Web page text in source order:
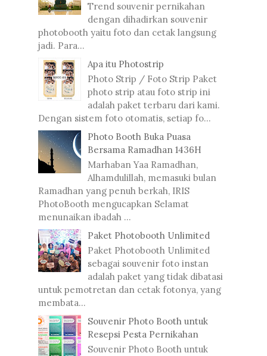
Trend souvenir pernikahan
dengan dihadirkan souvenir
photobooth yaitu foto dan cetak langsung
jadi. Para...
Apa itu Photostrip
Photo Strip / Foto Strip Paket
photo strip atau foto strip ini
adalah paket terbaru dari kami.
Dengan sistem foto otomatis, setiap fo...
Photo Booth Buka Puasa
Bersama Ramadhan 1436H
Marhaban Yaa Ramadhan,
Alhamdulillah, memasuki bulan
Ramadhan yang penuh berkah, IRIS
PhotoBooth mengucapkan Selamat
menunaikan ibadah ...
Paket Photobooth Unlimited
Paket Photobooth Unlimited
sebagai souvenir foto instan
adalah paket yang tidak dibatasi
untuk pemotretan dan cetak fotonya, yang
membata...
Souvenir Photo Booth untuk
Resepsi Pesta Pernikahan
Souvenir Photo Booth untuk